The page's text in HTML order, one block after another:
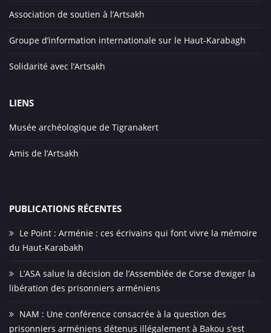
Association de soutien à l’Artsakh
Groupe d’information internationale sur le Haut-Karabagh
Solidarité avec l’Artsakh
LIENS
Musée archéologique de Tigranakert
Amis de l’Artsakh
PUBLICATIONS RÉCENTES
Le Point : Arménie : ces écrivains qui font vivre la mémoire
du Haut-Karabakh
L’ASA salue la décision de l’Assemblée de Corse d’exiger la
libération des prisonniers arméniens
NAM : Une conférence consacrée à la question des
prisonniers arméniens détenus illégalement à Bakou s’est